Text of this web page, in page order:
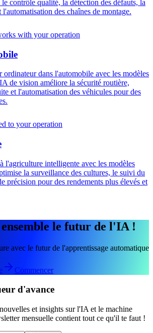
contrôle qualité, la détection des défauts, la
des chaînes de montage.
dans l'automobile avec les modèles
de vision améliore la sécurité routière,
et l'automatisation des véhicules pour des
l'agriculture intelligente avec les modèles
la surveillance des cultures, le suivi du
précision pour des rendements plus élevés et
le futur de l'IA !
avec le futur de l'apprentissage automatique
Commencer
d'avance
et insights sur l'IA et le machine
mensuelle contient tout ce qu'il te faut !